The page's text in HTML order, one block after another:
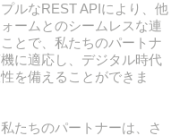
ルなREST APIにより、他
ームとのシームレスな連
とで、私たちのパートナ
に適応し、デジタル時代
を備えることができま
たちのパートナーは、さ